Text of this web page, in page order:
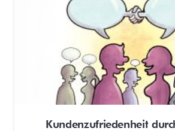
Kundenzufriedenheit